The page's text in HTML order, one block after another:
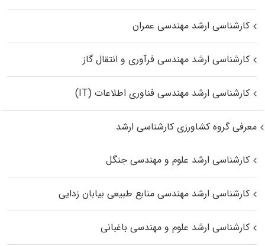
کارشناسی ارشد مهندسی عمران
کارشناسی ارشد مهندسی فرآوری و انتقال گاز
کارشناسی ارشد مهندسی فناوری اطلاعات (IT)
معرفی گروه کشاورزی کارشناسی ارشد
کارشناسی ارشد علوم و مهندسی جنگل
کارشناسی ارشد مهندسی منابع طبیعی بیابان زدایی
کارشناسی ارشد علوم و مهندسی باغبانی